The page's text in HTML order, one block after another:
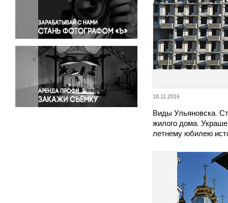
Правосудие
Происшествия и конфликты
Религия
Светская жизнь
Спорт
Экология
Экономика и бизнес
18.11.2016
Виды Ульяновска.
жилого дома.
летнему юбилею